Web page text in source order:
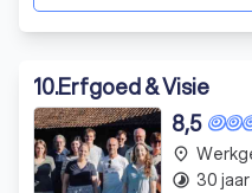
10.Erfgoed & Visie
8,5
place
timelapse 30